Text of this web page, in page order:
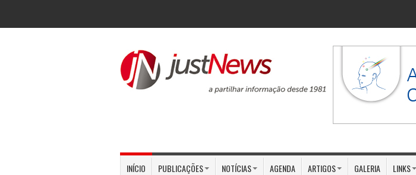
INÍCIO PUBLICAÇÕES NOTÍCIAS AGENDA ARTIGOS GALERIA LINKS